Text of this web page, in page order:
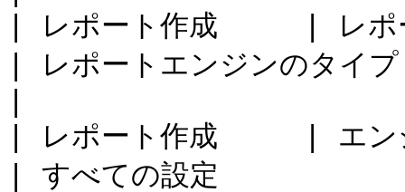
| レポート作成     | レポ
| レポートエンジンのタイプ
| レポート作成     | エン
| すべての設定